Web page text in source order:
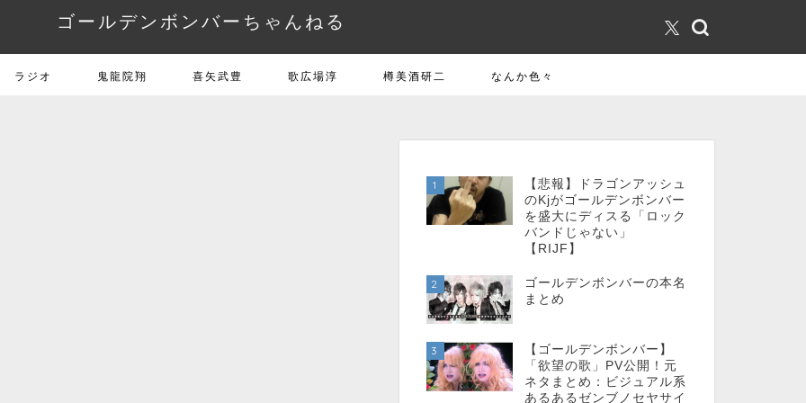
ゴールデンボンバーちゃんねる
ラジオ 鬼龍院翔 喜矢武豊 歌広場淳 樽美酒研二 なんか色々
1
【悲報】ドラゴンアッシュ
のKjがゴールデンボンバー
を盛大にディスる「ロック
バンドじゃない」
【RIJF】
2
ゴールデンボンバーの本名
まとめ
3
【ゴールデンボンバー】
「欲望の歌」PV公開！元
ネタまとめ：ビジュアル系
あるあるゼンブノセヤサイ